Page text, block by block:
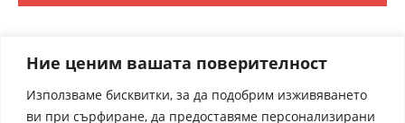
Ние ценим вашата поверителност
Използваме бисквитки, за да подобрим изживяването
ви при сърфиране, да предоставяме персонализирани